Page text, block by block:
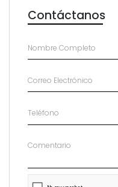
Contáctanos